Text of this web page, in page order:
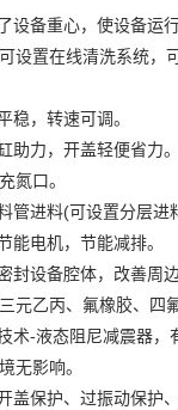
设备重心，使设备运
设置在线清洗系统，
稳，转速可调。
助力，开盖轻便省力
氮口。
管进料(可设置分层进
能电机，节能减排。
封设备腔体，改善周
元乙丙、氟橡胶、四氟
术-液态阻尼减震器，
无影响。
盖保护、过振动保护